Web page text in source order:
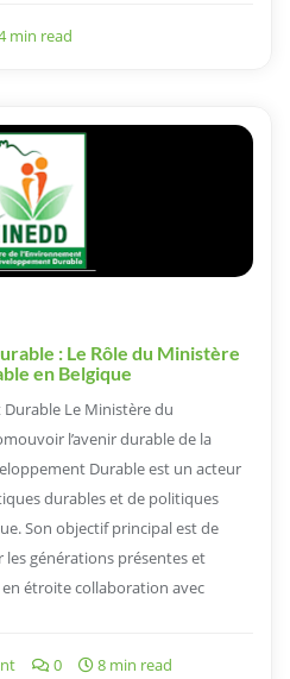
min read
: Le Rôle du Ministère
en Belgique
Le Ministère du
l’avenir durable de la
Durable est un acteur
durables et de politiques
Son objectif principal est de
générations présentes et
étroite collaboration avec
0 8 min read